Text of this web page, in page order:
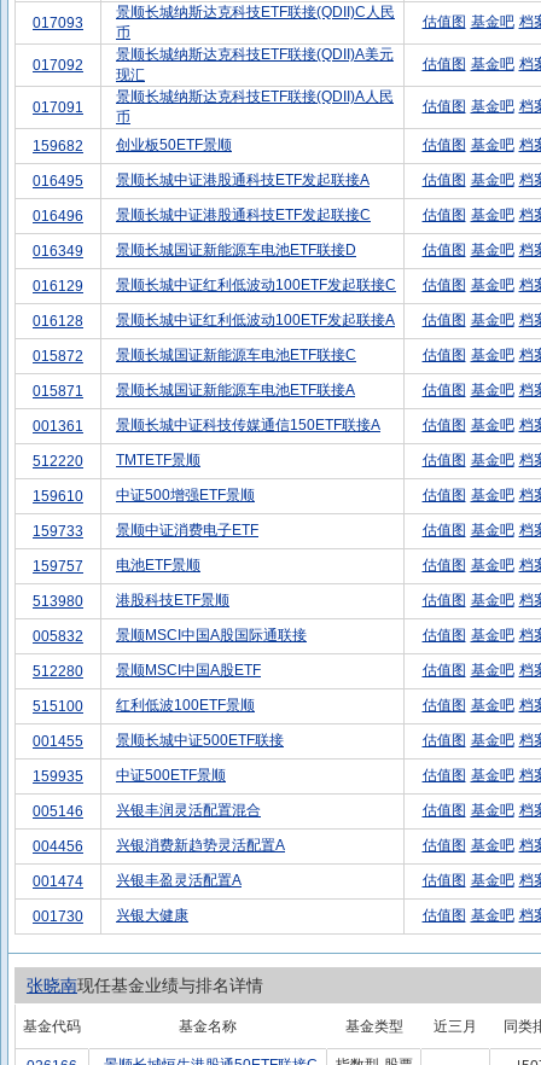
017093
景顺长城纳斯达克科技ETF联接(QDII)C人民
币
估值图 基金吧 档
017092
景顺长城纳斯达克科技ETF联接(QDII)A美元
现汇
估值图 基金吧 档
017091
景顺长城纳斯达克科技ETF联接(QDII)A人民
币
估值图 基金吧 档
159682 创业板50ETF景顺 估值图 基金吧 档
016495 景顺长城中证港股通科技ETF发起联接A 估值图 基金吧 档
016496 景顺长城中证港股通科技ETF发起联接C 估值图 基金吧 档
016349 景顺长城国证新能源车电池ETF联接D 估值图 基金吧 档
016129 景顺长城中证红利低波动100ETF发起联接C 估值图 基金吧 档
016128 景顺长城中证红利低波动100ETF发起联接A 估值图 基金吧 档
015872 景顺长城国证新能源车电池ETF联接C 估值图 基金吧 档
015871 景顺长城国证新能源车电池ETF联接A 估值图 基金吧 档
001361 景顺长城中证科技传媒通信150ETF联接A 估值图 基金吧 档
512220 TMTETF景顺 估值图 基金吧 档
159610 中证500增强ETF景顺 估值图 基金吧 档
159733 景顺中证消费电子ETF 估值图 基金吧 档
159757 电池ETF景顺 估值图 基金吧 档
513980 港股科技ETF景顺 估值图 基金吧 档
005832 景顺MSCI中国A股国际通联接 估值图 基金吧 档
512280 景顺MSCI中国A股ETF 估值图 基金吧 档
515100 红利低波100ETF景顺 估值图 基金吧 档
001455 景顺长城中证500ETF联接 估值图 基金吧 档
159935 中证500ETF景顺 估值图 基金吧 档
005146 兴银丰润灵活配置混合 估值图 基金吧 档
004456 兴银消费新趋势灵活配置A 估值图 基金吧 档
001474 兴银丰盈灵活配置A 估值图 基金吧 档
001730 兴银大健康 估值图 基金吧 档
张晓南现任基金业绩与排名详情
基金代码 基金名称 基金类型 近三月 同类